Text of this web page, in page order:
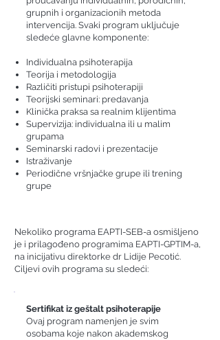
grupnih i organizacionih metoda
intervencija. Svaki program uključuje
sledeće glavne komponente:
Individualna psihoterapija
Teorija i metodologija
Različiti pristupi psihoterapiji
Teorijski seminari: predavanja
Klinička praksa sa realnim klijentima
Supervizija: individualna ili u malim
grupama
Seminarski radovi i prezentacije
Istraživanje
Periodične vršnjačke grupe ili trening
grupe
Nekoliko programa EAPTI-SEB-a osmišljeno
je i prilagođeno programima EAPTI-GPTIM-a,
na inicijativu direktorke dr Lidije Pecotić.
Ciljevi ovih programa su sledeći:
Sertifikat iz geštalt psihoterapije
Ovaj program namenjen je svim
osobama koje nakon akademskog